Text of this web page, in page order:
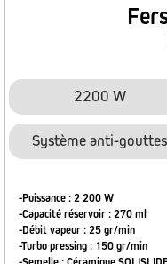
2200 W
Système anti-gouttes
-Puissance : 2 200 W
-Capacité réservoir : 270 ml
-Débit vapeur : 25 gr/min
-Turbo pressing : 150 gr/min